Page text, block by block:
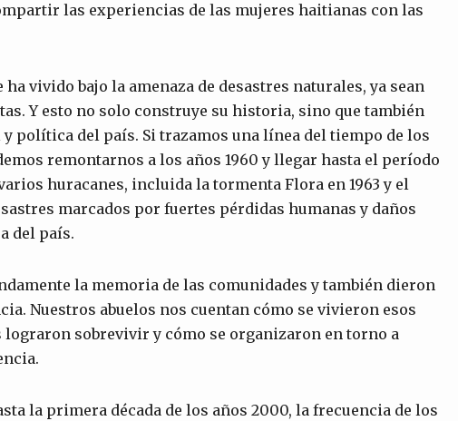
las experiencias de las mujeres haitianas con las
vivido bajo la amenaza de desastres naturales, ya sean
Y esto no solo construye su historia, sino que también
política del país. Si trazamos una línea del tiempo de los
remontarnos a los años 1960 y llegar hasta el período
huracanes, incluida la tormenta Flora en 1963 y el
marcados por fuertes pérdidas humanas y daños
del país.
la memoria de las comunidades y también dieron
Nuestros abuelos nos cuentan cómo se vivieron esos
lograron sobrevivir y cómo se organizaron en torno a
la primera década de los años 2000, la frecuencia de los